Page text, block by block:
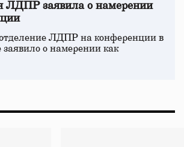
ЛДПР заявила о намерении
отделение ЛДПР на конференции в
заявило о намерении как